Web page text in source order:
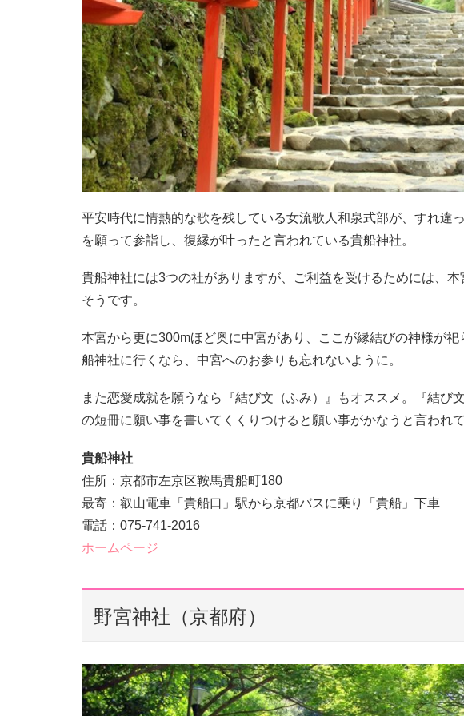
平安時代に情熱的な歌を残している女流歌人和泉式部が、すれ違
を願って参詣し、復縁が叶ったと言われている貴船神社。
貴船神社には3つの社がありますが、ご利益を受けるためには、
そうです。
本宮から更に300mほど奥に中宮があり、ここが縁結びの神様が
船神社に行くなら、中宮へのお参りも忘れないように。
また恋愛成就を願うなら『結び文（ふみ）』もオススメ。『結び
の短冊に願い事を書いてくくりつけると願い事がかなうと言われて
貴船神社
住所：京都市左京区鞍馬貴船町180
最寄：叡山電車「貴船口」駅から京都バスに乗り「貴船」下車
電話：075-741-2016
ホームページ
野宮神社（京都府）